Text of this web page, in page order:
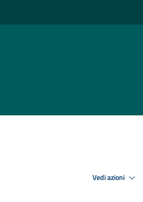
Vedi azioni